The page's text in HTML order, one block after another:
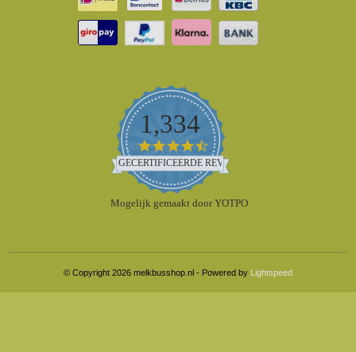
1,334
4.5
star
rating
GECERTIFICEERDE REVIEWS
Mogelijk gemaakt door YOTPO
© Copyright 2026 melkbusshop.nl - Powered by Lightspeed